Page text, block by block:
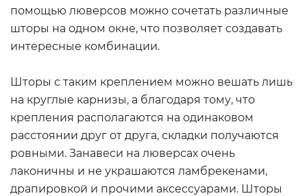
помощью люверсов можно сочетать различные
шторы на одном окне, что позволяет создавать
интересные комбинации.
Шторы с таким креплением можно вешать лишь
на круглые карнизы, а благодаря тому, что
крепления располагаются на одинаковом
расстоянии друг от друга, складки получаются
ровными. Занавеси на люверсах очень
лаконичны и не украшаются ламбрекенами,
драпировкой и прочими аксессуарами. Шторы